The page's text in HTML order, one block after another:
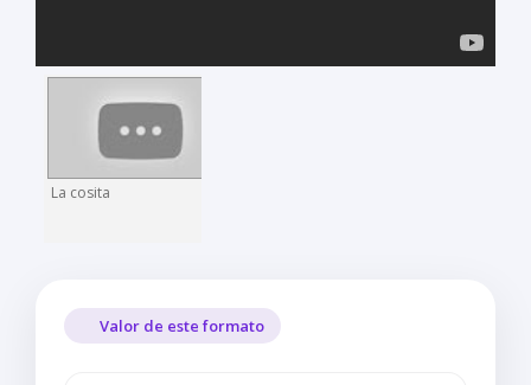
La cosita
Valor de este formato